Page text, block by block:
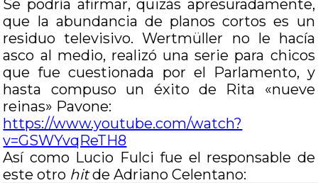
Se podría afirmar, quizás apresuradamente,
que la abundancia de planos cortos es un
residuo televisivo. Wertmüller no le hacía
asco al medio, realizó una serie para chicos
que fue cuestionada por el Parlamento, y
hasta compuso un éxito de Rita «nueve
reinas» Pavone:
https://www.youtube.com/watch?
v=GSWYvqReTH8
Así como Lucio Fulci fue el responsable de
este otro hitde Adriano Celentano: